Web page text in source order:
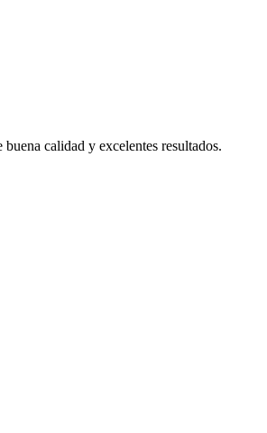
calidad y excelentes resultados.